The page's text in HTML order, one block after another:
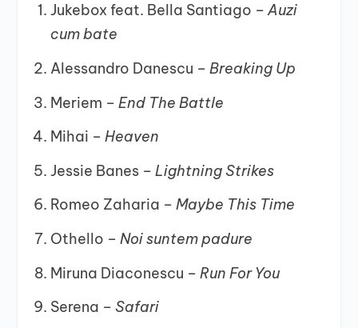
Jukebox feat. Bella Santiago –Auzi
cum bate
Alessandro Danescu – Breaking Up
Meriem – End The Battle
Mihai – Heaven
Jessie Banes – Lightning Strikes
Romeo Zaharia – Maybe This Time
Othello – Noi suntem padure
Miruna Diaconescu – Run For You
Serena – Safari